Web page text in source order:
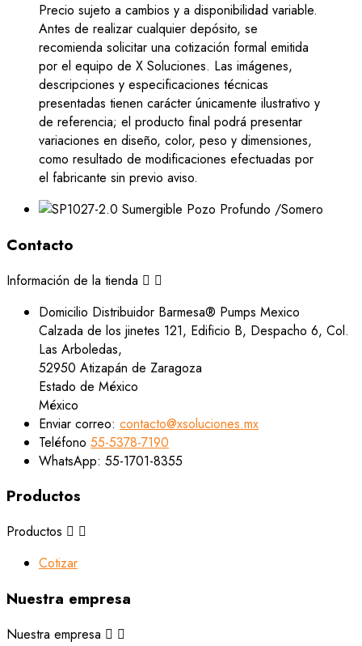
Precio sujeto a cambios y a disponibilidad variable.
Antes de realizar cualquier depósito, se
recomienda solicitar una cotización formal emitida
por el equipo de X Soluciones. Las imágenes,
descripciones y especificaciones técnicas
presentadas tienen carácter únicamente ilustrativo y
de referencia; el producto final podrá presentar
variaciones en diseño, color, peso y dimensiones,
como resultado de modificaciones efectuadas por
el fabricante sin previo aviso.
Contacto
Información de la tienda  
Domicilio Distribuidor Barmesa® Pumps Mexico
Calzada de los jinetes 121, Edificio B, Despacho 6, Col.
Las Arboledas,
52950 Atizapán de Zaragoza
Estado de México
México
Enviar correo: contacto@xsoluciones.mx
Teléfono 55-5378-7190
WhatsApp: 55-1701-8355
Productos
Productos  
Cotizar
Nuestra empresa
Nuestra empresa  